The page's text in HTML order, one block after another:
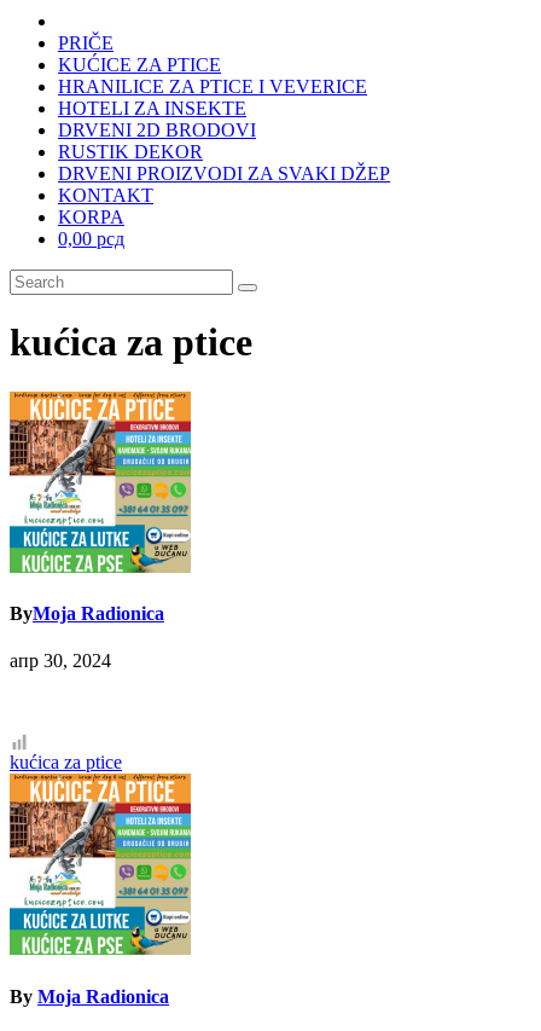
PRIČE
KUĆICE ZA PTICE
HRANILICE ZA PTICE I VEVERICE
HOTELI ZA INSEKTE
DRVENI 2D BRODOVI
RUSTIK DEKOR
DRVENI PROIZVODI ZA SVAKI DŽEP
KONTAKT
KORPA
0,00 рсд
kućica za ptice
ByMoja Radionica
апр 30, 2024
Кретање
чланка
kućica za ptice
By Moja Radionica